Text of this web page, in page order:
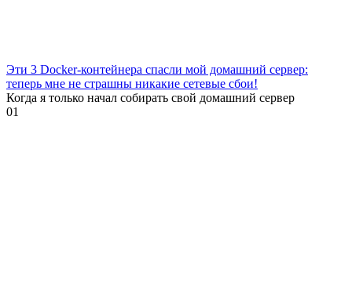
Эти 3 Docker-контейнера спасли мой домашний сервер:
теперь мне не страшны никакие сетевые сбои!
Когда я только начал собирать свой домашний сервер
01